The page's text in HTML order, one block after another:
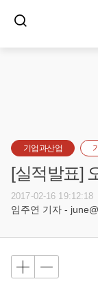
기업과산업
[실적발표]
2017-02-16 19:12:18
임주연 기자 -